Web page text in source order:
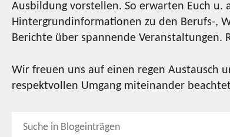
Ausbildung vorstellen. So erwarten Euch u.
Hintergrundinformationen zu den Berufs-,
Berichte über spannende Veranstaltungen.
Wir freuen uns auf einen regen Austausch
respektvollen Umgang miteinander